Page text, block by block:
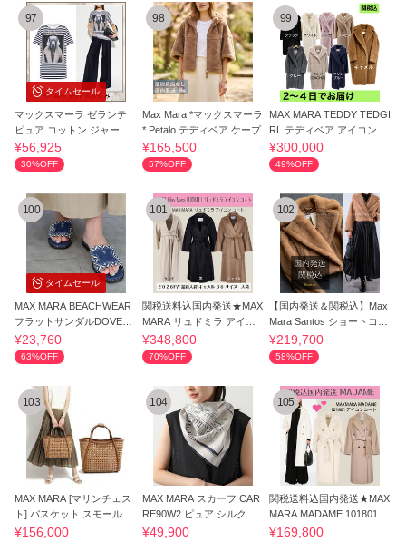
タイムセール
97
マックスマーラ ゼランテ
ピュア コットン ジャージ
ー Tシャツ
¥56,925
30%OFF
98
Max Mara *マックスマーラ
* Petalo テディベア ケープ
¥165,500
57%OFF
99
MAX MARA TEDDY TEDGI
RL テディベア アイコン コ
ート
¥300,000
49%OFF
タイムセール
100
MAX MARA BEACHWEAR
フラットサンダルDOVERE
2616521059600
¥23,760
63%OFF
101
関税送料込国内発送★MAX
MARA リュドミラ アイコ
ン コート
¥348,800
70%OFF
102
【国内発送＆関税込】Max
Mara Santos ショートコー
ト クロップ
¥219,700
58%OFF
103
MAX MARA [マリンチェス
ト] バスケット スモール マ
リン バッグ
¥156,000
104
MAX MARA スカーフ CAR
RE90W2 ピュア シルク ツ
イル
¥49,900
105
関税送料込国内発送★MAX
MARA MADAME 101801 ア
イコンコート
¥169,800